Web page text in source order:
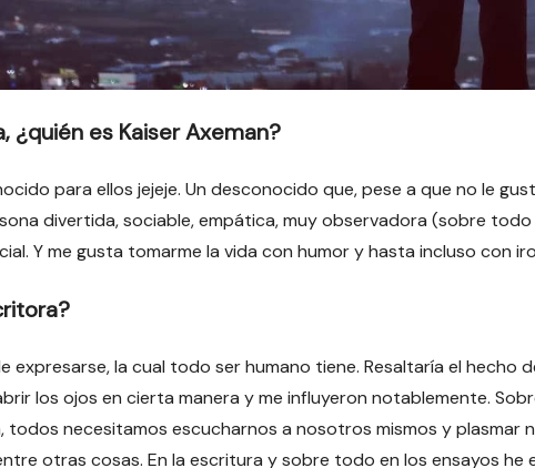
¿quién es Kaiser Axeman?
para ellos jejeje. Un desconocido que, pese a que no le
divertida, sociable, empática, muy observadora (sobre
Y me gusta tomarme la vida con humor y hasta incluso con
expresarse, la cual todo ser humano tiene. Resaltaría el
los ojos en cierta manera y me influyeron notablemente.
todos necesitamos escucharnos a nosotros mismos y plasmar
otras cosas. En la escritura y sobre todo en los ensayos